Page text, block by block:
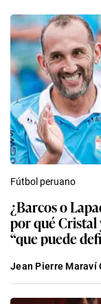
Fútbol peruano
¿Barcos o
por qué Cristal
“que puede
Jean Pierre Maraví